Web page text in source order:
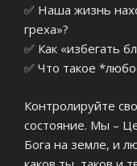
✅ Наша жизнь
греха»?
✅ Как «избегать
✅ Что такое
Контролируйте
состояние. Мы –
Бога на земле, и